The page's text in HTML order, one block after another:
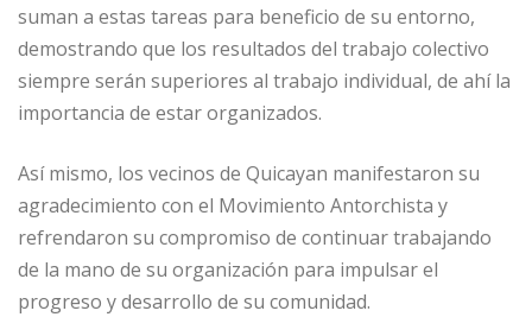
suman a estas tareas para beneficio de su entorno,
demostrando que los resultados del trabajo colectivo
siempre serán superiores al trabajo individual, de ahí la
importancia de estar organizados.
Así mismo, los vecinos de Quicayan manifestaron su
agradecimiento con el Movimiento Antorchista y
refrendaron su compromiso de continuar trabajando
de la mano de su organización para impulsar el
progreso y desarrollo de su comunidad.